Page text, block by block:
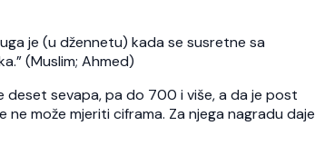
je (u džennetu) kada se susretne sa
(Muslim; Ahmed)
deset sevapa, pa do 700 i više, a da je post
može mjeriti ciframa. Za njega nagradu daje